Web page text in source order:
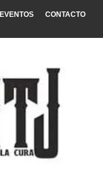
EVENTOS CONTACTO